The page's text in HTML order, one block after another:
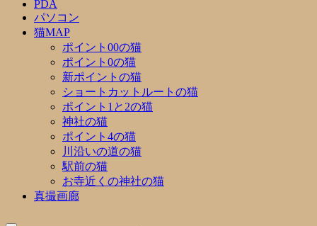
PDA
パソコン
猫MAP
ポイント00の猫
ポイント0の猫
新ポイントの猫
ショートカットルートの猫
ポイント1と2の猫
神社の猫
ポイント4の猫
川沿いの道の猫
駅前の猫
お寺近くの神社の猫
真撮画廊